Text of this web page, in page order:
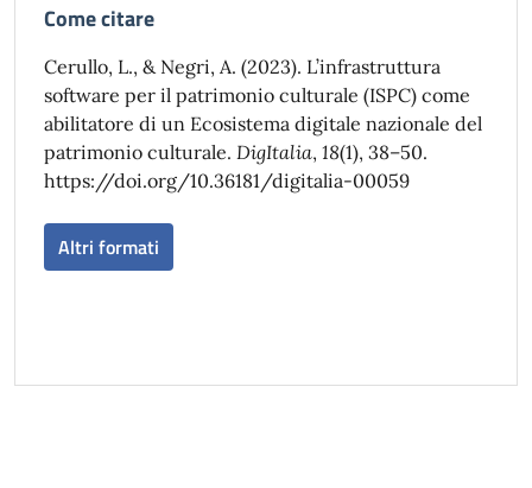
Come citare
Cerullo, L., & Negri, A. (2023). L’infrastruttura
software per il patrimonio culturale (ISPC) come
abilitatore di un Ecosistema digitale nazionale del
patrimonio culturale. DigItalia, 18(1), 38–50.
https://doi.org/10.36181/digitalia-00059
Altri formati